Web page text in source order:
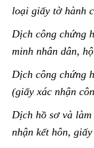
loại giấy tờ hành
Dịch công chứng
minh nhân dân,
Dịch công chứng
(giấy xác nhận
Dịch hồ sơ và
nhận kết hôn,